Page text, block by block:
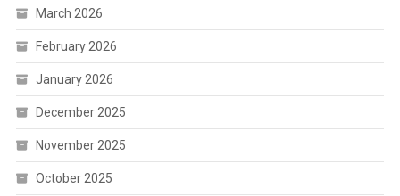
March 2026
February 2026
January 2026
December 2025
November 2025
October 2025